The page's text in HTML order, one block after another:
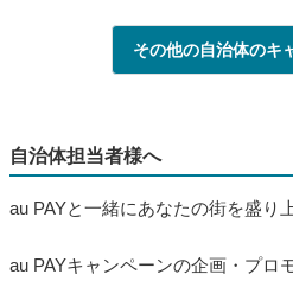
その他の自治体のキ
自治体担当者様へ
au PAYと一緒にあなたの街を盛り
au PAYキャンペーンの企画・プロ